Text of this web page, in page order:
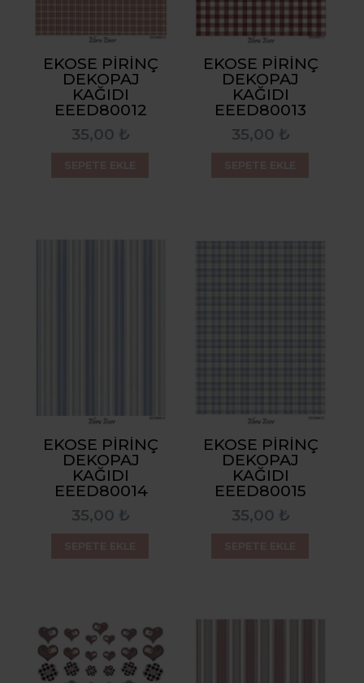
EKOSE PIRINÇ
DEKOPAJ
KAĞIDI
EEED80012
35,00 ₺
EKOSE PIRINÇ
DEKOPAJ
KAĞIDI
EEED80013
35,00 ₺
EKOSE PIRINÇ
DEKOPAJ
KAĞIDI
EEED80014
35,00 ₺
EKOSE PIRINÇ
DEKOPAJ
KAĞIDI
EEED80015
35,00 ₺